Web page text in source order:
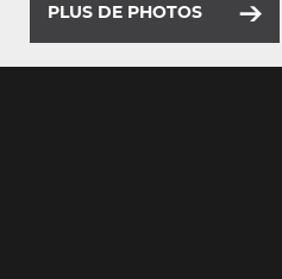
PLUS DE PHOTOS